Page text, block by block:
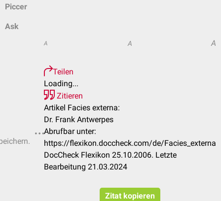
Piccer
Ask
A A A
Teilen
Loading...
Zitieren
Artikel Facies externa:
Dr. Frank Antwerpes
Abrufbar unter:
https://flexikon.doccheck.com/de/Facies_externa
DocCheck Flexikon 25.10.2006. Letzte
Bearbeitung 21.03.2024
Zitat kopieren